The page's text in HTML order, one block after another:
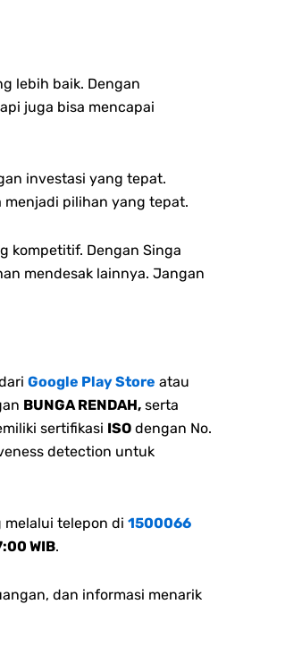
lebih baik. Dengan
juga bisa mencapai
investasi yang tepat.
menjadi pilihan yang tepat.
kompetitif. Dengan Singa
mendesak lainnya. Jangan
Google Play Store atau
BUNGA RENDAH, serta
sertifikasi ISO dengan No.
detection untuk
telepon di 1500066
WIB.
dan informasi menarik